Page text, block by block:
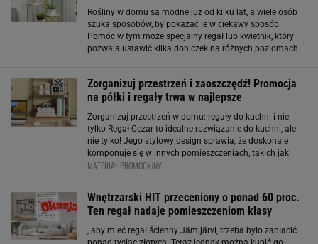
Rośliny w domu są modne już od kilku lat, a wiele osób
szuka sposobów, by pokazać je w ciekawy sposób.
Pomóc w tym może specjalny regał lub kwietnik, który
pozwala ustawić kilka doniczek na różnych poziomach.
Zorganizuj przestrzeń i zaoszczędź! Promocja
na półki i regały trwa w najlepsze
Zorganizuj przestrzeń w domu: regały do kuchni i nie
tylko Regał Cezar to idealne rozwiązanie do kuchni, ale
nie tylko! Jego stylowy design sprawia, że doskonale
komponuje się w innych pomieszczeniach, takich jak
biuro, gdzie może pełnić rolę organizera na akcesoria
MATERIAŁ PROMOCYJNY
Wnętrzarski HIT przeceniony o ponad 60 proc.
Ten regał nadaje pomieszczeniom klasy
, aby mieć regał ścienny Jämijärvi, trzeba było zapłacić